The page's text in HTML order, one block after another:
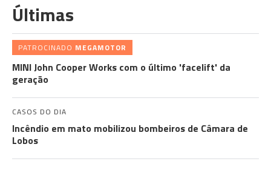
Últimas
PATROCINADO MEGAMOTOR
MINI John Cooper Works com o último 'facelift' da
geração
CASOS DO DIA
Incêndio em mato mobilizou bombeiros de Câmara de
Lobos